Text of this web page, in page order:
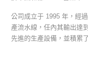
公司成立于 1995 年，經
產流水線，任內其輸出達
先進的生產設備，並積累